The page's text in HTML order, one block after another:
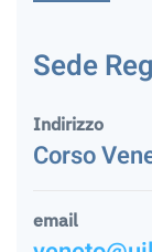
Sede
Indirizzo
Corso
email